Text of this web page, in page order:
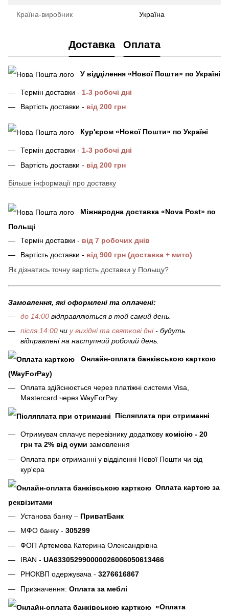
Країна-виробник Україна
Доставка Оплата
У відділення «Нової Пошти» по Україні
Термін доставки - 1-3 робочі дні
Вартість доставки - від 200 грн
Кур'єром «Нової Пошти» по Україні
Термін доставки - 1-3 робочі дні
Вартість доставки - від 200 грн
Більше інформації про доставку
Міжнародна доставка «Nova Post» по
Польщі
Термін доставки - від 7 робочих днів
Вартість доставки - від 900 грн (доставка + мито)
Як дізнатись точну вартість доставки у Польщу?
Замовлення, які оформлені та оплачені:
до 14:00 відправляються в той самий день.
після 14:00 чи у вихідні та святкові дні- будуть
відправлені на наступний робочий день.
Онлайн-оплата банківською карткою
(WayForPay)
Оплата здійснюється через платіжні системи Visa,
Mastercard через WayForPay.
Післяплата при отриманні
Отримувач сплачує перевізнику додаткову комісію - 20
грн та 2% від суми замовлення
Оплата при отриманні у відділенні Нової Пошти чи від
кур'єра
Оплата картою за
реквізитами
Установа банку – ПриватБанк
МФО банку - 305299
ФОП Артемова Катерина Олександрівна
IBAN - UA633052990000026006050613466
РНОКВП одержувача - 3276616867
Призначення: Оплата за меблі
«Оплата